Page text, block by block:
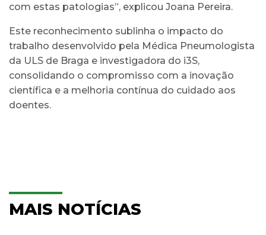
com estas patologias”, explicou Joana Pereira.
Este reconhecimento sublinha o impacto do
trabalho desenvolvido pela Médica Pneumologista
da ULS de Braga e investigadora do i3S,
consolidando o compromisso com a inovação
científica e a melhoria contínua do cuidado aos
doentes.
MAIS NOTÍCIAS